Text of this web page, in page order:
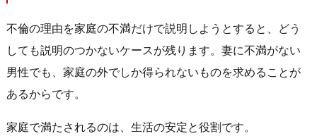
不倫の理由を家庭の不満だけで説明しようとすると、どう
しても説明のつかないケースが残ります。妻に不満がない
男性でも、家庭の外でしか得られないものを求めることが
あるからです。
家庭で満たされるのは、生活の安定と役割です。